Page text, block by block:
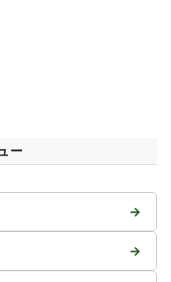
ー
→
→